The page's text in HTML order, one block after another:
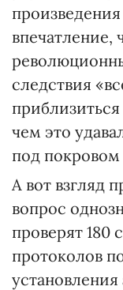
впечатление,
следствия
чем это
под покровом
А вот взгляд
вопрос
проверят 180
протоколов